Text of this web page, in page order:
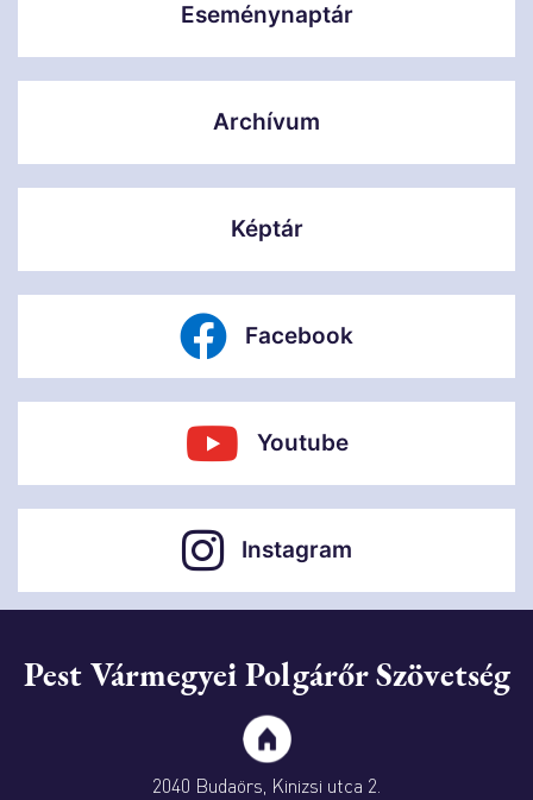
Eseménynaptár
Archívum
Képtár
Facebook
Youtube
Instagram
Pest Vármegyei Polgárőr Szövetség
2040 Budaörs, Kinizsi utca 2.